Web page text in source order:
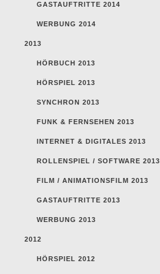
GASTAUFTRITTE 2014
WERBUNG 2014
2013
HÖRBUCH 2013
HÖRSPIEL 2013
SYNCHRON 2013
FUNK & FERNSEHEN 2013
INTERNET & DIGITALES 2013
ROLLENSPIEL / SOFTWARE 2013
FILM / ANIMATIONSFILM 2013
GASTAUFTRITTE 2013
WERBUNG 2013
2012
HÖRSPIEL 2012